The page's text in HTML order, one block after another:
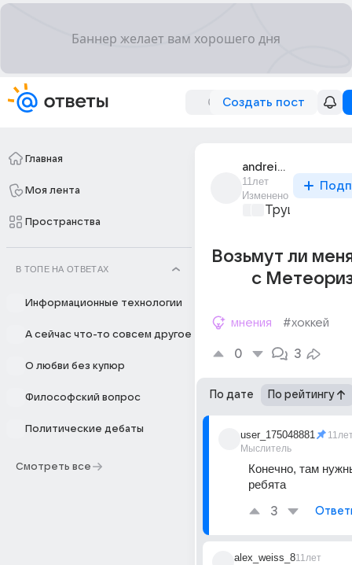
Создать пост
Главная
Моя лента
Пространства
В ТОПЕ НА ОТВЕТАХ
Информационные технологии
А сейчас что-то совсем другое
О любви без купюр
Философский вопрос
Политические дебаты
Смотреть все
andrei_ovtaev_3
11лет
Изменено
Трушный
Возьмут ли
с
мнения #хоккей
0 3
По дате По рейтингу
user_175048881
Мыслитель
Конечно, там
ребята
3
alex_weiss_811лет